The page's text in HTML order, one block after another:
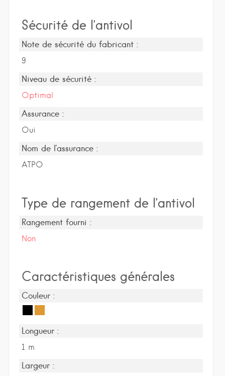
Sécurité de l’antivol
Note de sécurité du fabricant :
9
Niveau de sécurité :
Optimal
Assurance :
Oui
Nom de l'assurance :
ATPO
Type de rangement de l’antivol
Rangement fourni :
Non
Caractéristiques générales
Couleur :
Longueur :
1 m
Largeur :